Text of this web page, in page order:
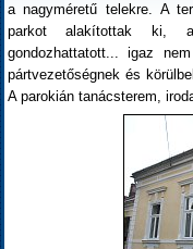
a nagyméretű telekre. A
parkot alakítottak ki,
gondozhattatott... igaz
pártvezetőségnek és
A parokián tanácsterem,